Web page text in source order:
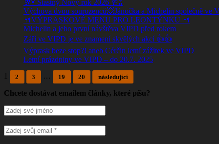
🥂🍾 Štastný Nový rok 2026 🥂🍾
Výchova dvou sourozenců💥Jánočka a Michelin společně ve
🍴VÝPRASKOVÉ MENU PRO LEONTÝNKU 🍴
Michelin a jeho první návštěva VIPD před rokem
Září ve VIPD je ve znamení skvělých akcí 👍👍
Výprask beze stop?! aneb Cérčin letní zážitek ve VIPD
Letní prázdniny ve VIPD – do 20.7. 2025
1
2 3 … 19 20 následující
Chcete dostávat emailem články, které píšu?